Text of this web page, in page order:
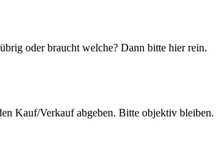
oder braucht welche? Dann bitte hier rein.
Kauf/Verkauf abgeben. Bitte objektiv bleiben.